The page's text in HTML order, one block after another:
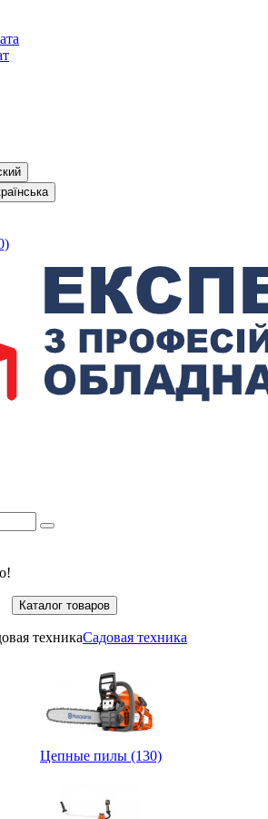
Каталог товаров
техникаСадовая техника
Цепные пилы (130)